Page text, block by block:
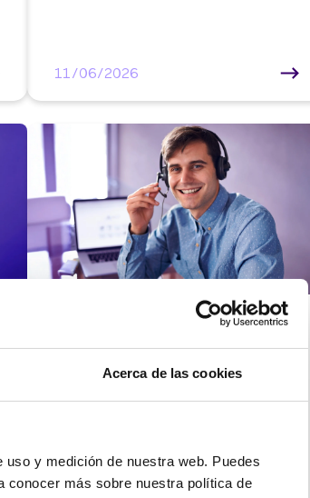
Acerca de las cookies
y medición de nuestra web. Puedes
conocer más sobre nuestra política de
11/06/2026
Cómo comprobar si tu
los tiempos de respuesta